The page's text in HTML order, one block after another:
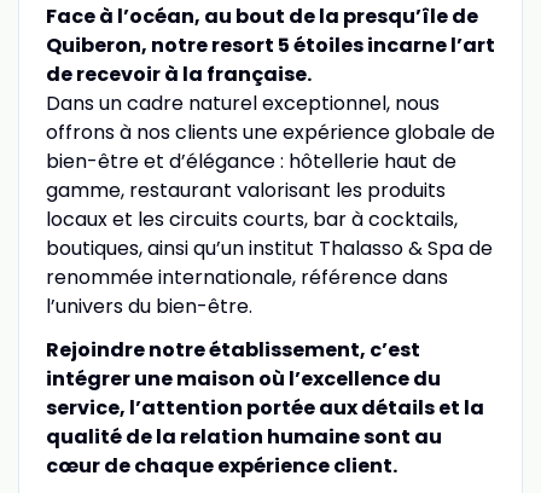
Face à l’océan, au bout de la presqu’île de
Quiberon, notre resort 5 étoiles incarne l’art
de recevoir à la française.
Dans un cadre naturel exceptionnel, nous
offrons à nos clients une expérience globale de
bien-être et d’élégance : hôtellerie haut de
gamme, restaurant valorisant les produits
locaux et les circuits courts, bar à cocktails,
boutiques, ainsi qu’un institut Thalasso & Spa de
renommée internationale, référence dans
l’univers du bien-être.
Rejoindre notre établissement, c’est
intégrer une maison où l’excellence du
service, l’attention portée aux détails et la
qualité de la relation humaine sont au
cœur de chaque expérience client.